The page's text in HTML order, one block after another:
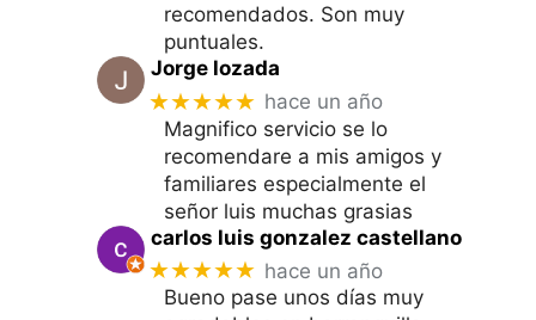
recomendados. Son muy
puntuales.
Jorge lozada
★★★★★ hace un año
Magnifico servicio se lo
recomendare a mis amigos y
familiares especialmente el
señor luis muchas grasias
carlos luis gonzalez castellano
★★★★★ hace un año
Bueno pase unos días muy